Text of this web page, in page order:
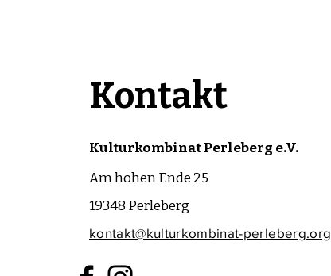
Kontakt
Kulturkombinat Perleberg e.V.
Am hohen Ende 25
19348 Perleberg
kontakt@kulturkombinat-perleberg.org